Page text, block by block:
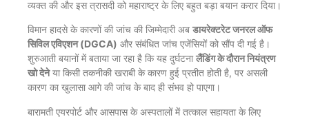
व्यक्त की और इस त्रासदी को महाराष्ट्र के लिए बहुत बड़ा बयान करार दिया।
विमान हादसे के कारणों की जांच की जिम्मेदारी अब डायरेक्टरेट जनरल ऑफ
सिविल एविएशन (DGCA) और संबंधित जांच एजेंसियों को सौंप दी गई है।
शुरुआती बयानों में बताया जा रहा है कि यह दुर्घटना लैंडिंग के दौरान नियंत्रण
खो देनेया किसी तकनीकी खराबी के कारण हुई प्रतीत होती है, पर असली
कारण का खुलासा आगे की जांच के बाद ही संभव हो पाएगा।
बारामती एयरपोर्ट और आसपास के अस्पतालों में तत्काल सहायता के लिए